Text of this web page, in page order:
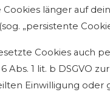
länger auf
„persistente
Cookies auch
1 lit. b DSGVO
Einwilligung oder